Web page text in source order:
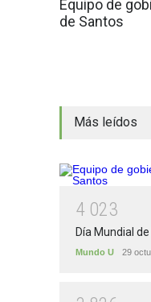
Equipo de
de Santos
Más leídos
4 023
Día Mundial
Mundo U 29